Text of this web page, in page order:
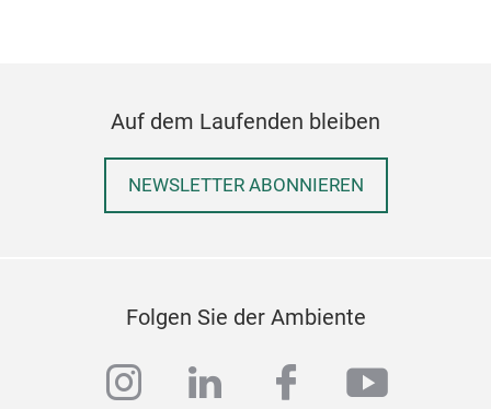
Auf dem Laufenden bleiben
NEWSLETTER ABONNIEREN
Folgen Sie der Ambiente
instagram
linkedinfacebook